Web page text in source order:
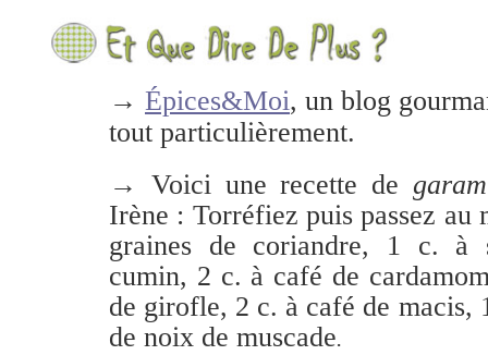
→ Épices&Moi, un blog
tout particulièrement.
→ Voici une recette de
Irène : Torréfiez puis passez au
graines de coriandre, 1 c. à
cumin, 2 c. à café de
de girofle, 2 c. à café de macis,
de noix de muscade.